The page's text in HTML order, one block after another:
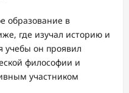
образование в
где изучал историю и
учебы он проявил
философии и
участником